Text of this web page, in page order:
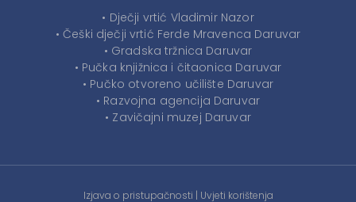
• Dječji vrtić Vladimir Nazor
• Češki dječji vrtić Ferde Mravenca Daruvar
• Gradska tržnica Daruvar
• Pučka knjižnica i čitaonica Daruvar
• Pučko otvoreno učilište Daruvar
• Razvojna agencija Daruvar
• Zavičajni muzej Daruvar
Izjava o pristupačnosti | Uvjeti korištenja